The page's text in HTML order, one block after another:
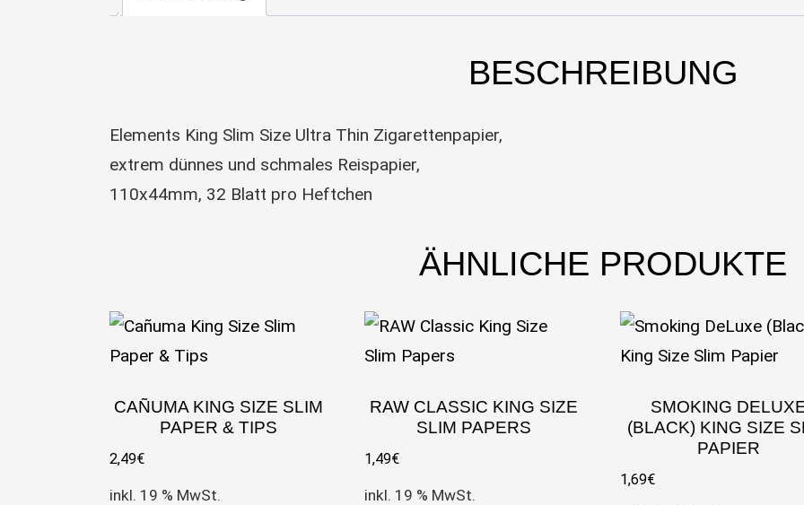
BESCHREIBUNG
Elements King Slim Size Ultra Thin Zigarettenpapier,
extrem dünnes und schmales Reispapier,
110x44mm, 32 Blatt pro Heftchen
ÄHNLICHE PRODUKTE
CAÑUMA KING SIZE SLIM
PAPER & TIPS
2,49€
inkl. 19 % MwSt.
RAW CLASSIC KING SIZE
SLIM PAPERS
1,49€
inkl. 19 % MwSt.
SMOKING
(BLACK) KING SIZE
PAPIER
1,69€